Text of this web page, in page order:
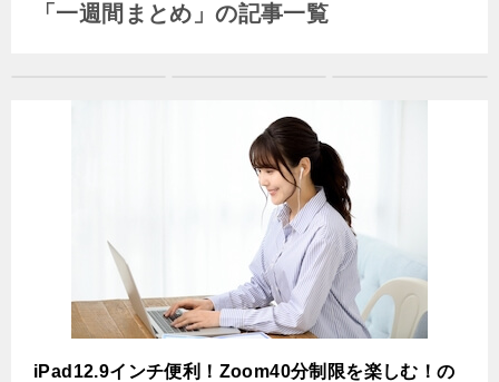
「一週間まとめ」の記事一覧
iPad12.9インチ便利！Zoom40分制限を楽しむ！の